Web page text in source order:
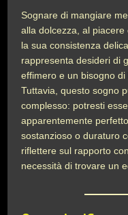
Sognare di mangiare
alla dolcezza, al
la sua consistenza
rappresenta desideri di
effimero e un bisogno di
Tuttavia, questo sogno
complesso: potresti
apparentemente
sostanzioso o duraturo
riflettere sul rapporto
necessità di trovare un